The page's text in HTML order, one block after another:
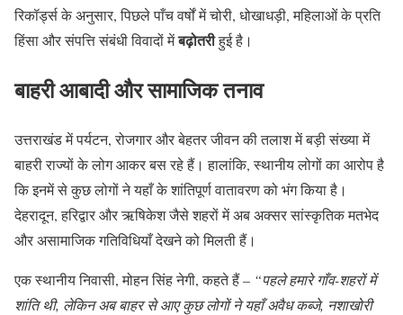
रिकॉर्ड्स के अनुसार, पिछले पाँच वर्षों में चोरी, धोखाधड़ी, महिलाओं के प्रति
हिंसा और संपत्ति संबंधी विवादों मेंबढ़ोतरीहुई है।
बाहरी आबादी और सामाजिक तनाव
उत्तराखंड में पर्यटन, रोजगार और बेहतर जीवन की तलाश में बड़ी संख्या में
बाहरी राज्यों के लोग आकर बस रहे हैं। हालांकि, स्थानीय लोगों का आरोप है
कि इनमें से कुछ लोगों ने यहाँ के शांतिपूर्ण वातावरण को भंग किया है।
देहरादून, हरिद्वार और ऋषिकेश जैसे शहरों में अब अक्सर सांस्कृतिक मतभेद
और असामाजिक गतिविधियाँ देखने को मिलती हैं।
एक स्थानीय निवासी, मोहन सिंह नेगी, कहते हैं – “पहले हमारे गाँव-शहरों में
शांति थी, लेकिन अब बाहर से आए कुछ लोगों ने यहाँ अवैध कब्जे, नशाखोरी